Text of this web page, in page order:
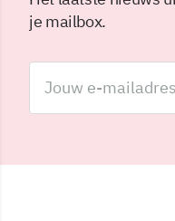
je mailbox.